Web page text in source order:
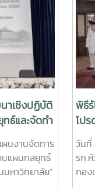
าเชิงปฏิบัติ
ธ์และจัดทำ
นงานจัดการ
นแผนกลยุทธ์
หาวิทยาลัย”
พิธี
โป
มห
มห
วัน
รก.
กอง